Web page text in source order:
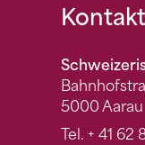
Kontakt
5000 Aarau
Tel. + 41 62